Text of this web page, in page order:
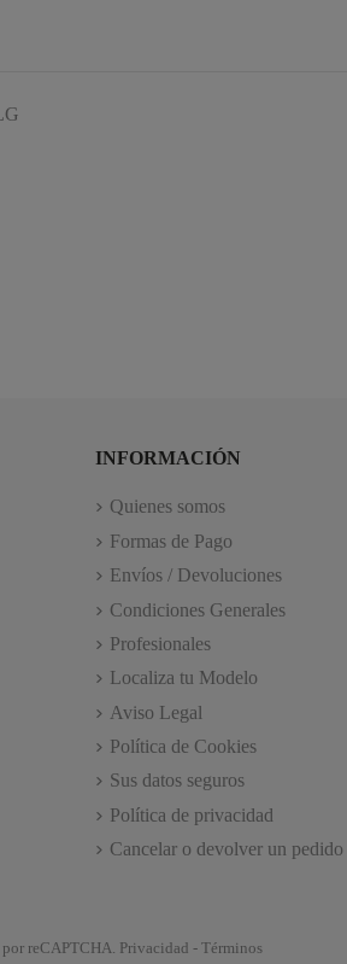
INFORMACIÓN
Quienes somos
Formas de Pago
Envíos / Devoluciones
Condiciones Generales
Profesionales
Localiza tu Modelo
Aviso Legal
Política de Cookies
Sus datos seguros
Política de privacidad
Cancelar o devolver un pedido
reCAPTCHA. Privacidad - Términos